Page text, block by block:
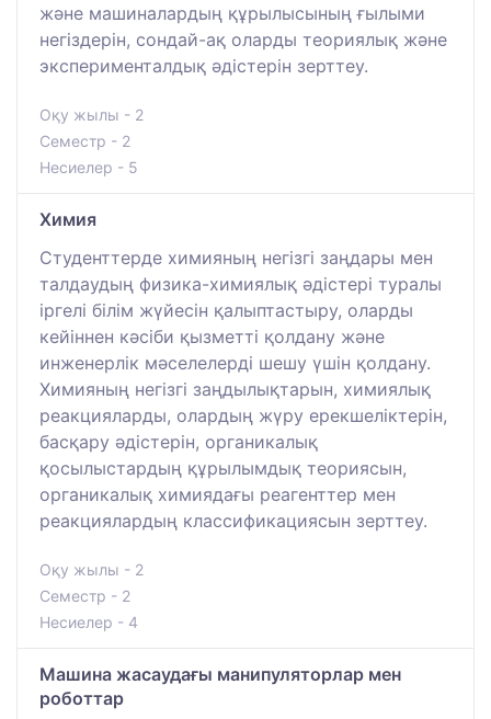
және машиналардың құрылысының ғылыми
негіздерін, сондай-ақ оларды теориялық және
эксперименталдық әдістерін зерттеу.
Оқу жылы - 2
Семестр - 2
Несиелер - 5
Химия
Студенттерде химияның негізгі заңдары мен
талдаудың физика-химиялық әдістері туралы
іргелі білім жүйесін қалыптастыру, оларды
кейіннен кәсіби қызметті қолдану және
инженерлік мәселелерді шешу үшін қолдану.
Химияның негізгі заңдылықтарын, химиялық
реакцияларды, олардың жүру ерекшеліктерін,
басқару әдістерін, органикалық
қосылыстардың құрылымдық теориясын,
органикалық химиядағы реагенттер мен
реакциялардың классификациясын зерттеу.
Оқу жылы - 2
Семестр - 2
Несиелер - 4
Машина жасаудағы манипуляторлар мен
роботтар